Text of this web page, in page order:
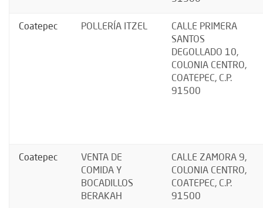
Coatepec POLLERÍA ITZEL
CALLE PRIMERA
SANTOS
DEGOLLADO 10,
COLONIA CENTRO,
COATEPEC, C.P.
91500
Coatepec
VENTA DE
COMIDA Y
BOCADILLOS
BERAKAH
CALLE ZAMORA 9,
COLONIA CENTRO,
COATEPEC, C.P.
91500